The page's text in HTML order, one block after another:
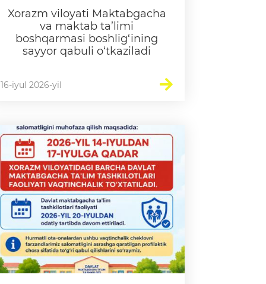
Xorazm viloyati Maktabgacha
va maktab ta’limi
boshqarmasi boshlig‘ining
sayyor qabuli o‘tkaziladi
16-iyul 2026-yil